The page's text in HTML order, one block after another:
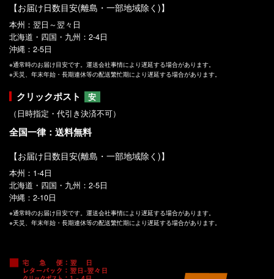
【お届け日数目安(離島・一部地域除く)】
本州：翌日～翌々日
北海道・四国・九州：2-4日
沖縄：2-5日
※通常時のお届け目安です。運送会社事情により遅延する場合があります。
※天災、年末年始・長期連休等の配送繁忙期により遅延する場合があります。
クリックポスト
安
（日時指定・代引き決済不可）
全国一律：送料無料
【お届け日数目安(離島・一部地域除く)】
本州：1-4日
北海道・四国・九州：2-5日
沖縄：2-10日
※通常時のお届け目安です。運送会社事情により遅延する場合があります。
※天災、年末年始・長期連休等の配送繁忙期により遅延する場合があります。